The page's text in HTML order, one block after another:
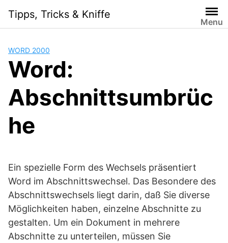
content
Tipps, Tricks & Kniffe
Menu
WORD 2000
Word:
Abschnittsumbrüc
he
Ein spezielle Form des Wechsels präsentiert
Word im Abschnittswechsel. Das Besondere des
Abschnittswechsels liegt darin, daß Sie diverse
Möglichkeiten haben, einzelne Abschnitte zu
gestalten. Um ein Dokument in mehrere
Abschnitte zu unterteilen, müssen Sie